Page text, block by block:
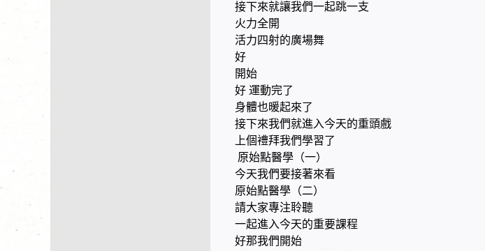
接下來就讓我們一起跳一支
火力全開
活力四射的廣場舞
好
開始
好 運動完了
身體也暖起來了
接下來我們就進入今天的重頭戲
上個禮拜我們學習了
原始點醫學（一）
今天我們要接著來看
原始點醫學（二）
請大家專注聆聽
一起進入今天的重要課程
好那我們開始